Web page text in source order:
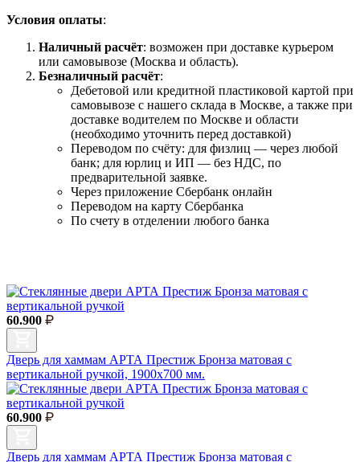
Условия оплаты:
Наличный расчёт: возможен при доставке курьером
или самовывозе (Москва и область).
Безналичный расчёт:
Дебетовой или кредитной пластиковой картой при
самовывозе с нашего склада в Москве, а также при
доставке водителем по Москве и области
(необходимо уточнить перед доставкой)
Переводом по счёту: для физлиц — через любой
банк; для юрлиц и ИП — без НДС, по
предварительной заявке.
Через приложение Сбербанк онлайн
Переводом на карту Сбербанка
По счету в отделении любого банка
60.900
Дверь для хаммам АРТА Престиж Бронза матовая с
вертикальной ручкой, 1900х700 мм.
60.900
Дверь для хаммам АРТА Престиж Бронза матовая с